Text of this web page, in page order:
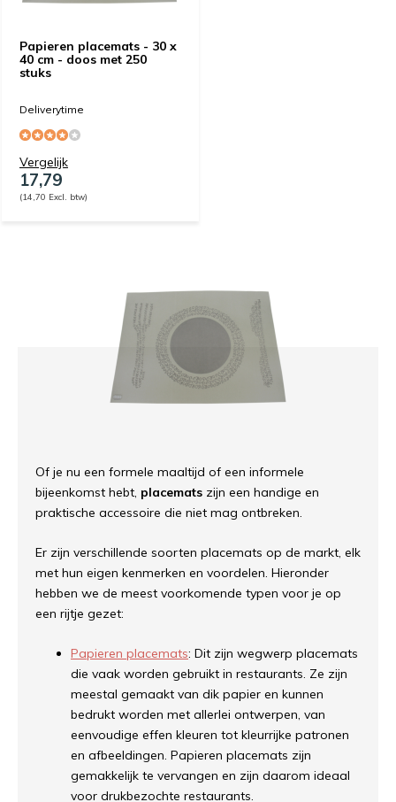
Papieren placemats - 30 x
40 cm - doos met 250
stuks
Deliverytime
Vergelijk
17,79
(14,70 Excl. btw)
Of je nu een formele maaltijd of een informele
bijeenkomst hebt, placemats zijn een handige en
praktische accessoire die niet mag ontbreken.
Er zijn verschillende soorten placemats op de markt, elk
met hun eigen kenmerken en voordelen. Hieronder
hebben we de meest voorkomende typen voor je op
een rijtje gezet:
Papieren placemats: Dit zijn wegwerp placemats
die vaak worden gebruikt in restaurants. Ze zijn
meestal gemaakt van dik papier en kunnen
bedrukt worden met allerlei ontwerpen, van
eenvoudige effen kleuren tot kleurrijke patronen
en afbeeldingen. Papieren placemats zijn
gemakkelijk te vervangen en zijn daarom ideaal
voor drukbezochte restaurants.